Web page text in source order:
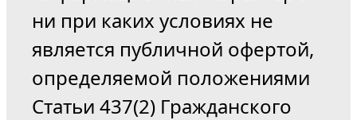
ни при каких условиях не
является публичной офертой,
определяемой положениями
Статьи 437(2) Гражданского